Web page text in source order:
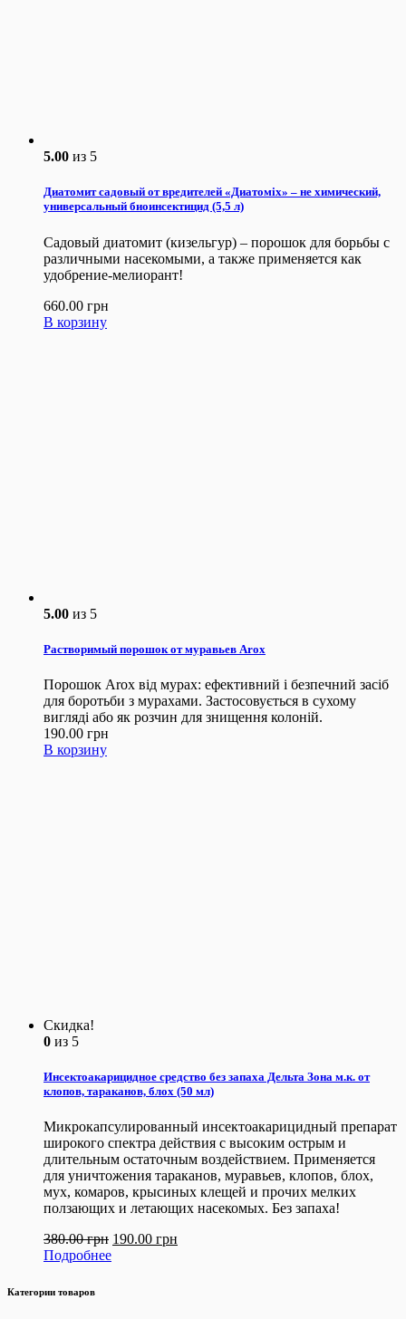
5.00 из 5
Диатомит садовый от вредителей «Диатомix» – не химический,
универсальный биоинсектицид (5,5 л)
Садовый диатомит (кизельгур) – порошок для борьбы с
различными насекомыми, а также применяется как
удобрение-мелиорант!
660.00 грн
В корзину
5.00 из 5
Растворимый порошок от муравьев Arox
Порошок Arox від мурах: ефективний і безпечний засіб
для боротьби з мурахами. Застосовується в сухому
вигляді або як розчин для знищення колоній.
190.00 грн
В корзину
Скидка!
0 из 5
Инсектоакарицидное средство без запаха Дельта Зона м.к. от
клопов, тараканов, блох (50 мл)
Микрокапсулированный инсектоакарицидный препарат
широкого спектра действия с высоким острым и
длительным остаточным воздействием. Применяется
для уничтожения тараканов, муравьев, клопов, блох,
мух, комаров, крысиных клещей и прочих мелких
ползающих и летающих насекомых. Без запаха!
380.00грн 190.00 грн
Подробнее
Категории товаров